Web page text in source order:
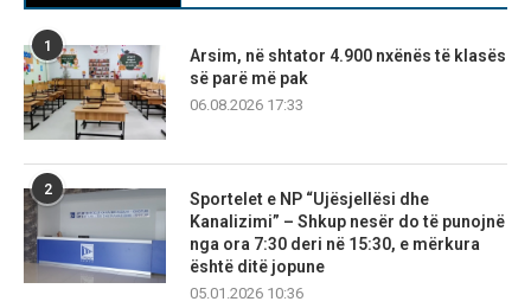
1
Arsim, në shtator 4.900 nxënës të klasës
së parë më pak
06.08.2026 17:33
2
Sportelet e NP “Ujësjellësi dhe
Kanalizimi” – Shkup nesër do të punojnë
nga ora 7:30 deri në 15:30, e mërkura
është ditë jopune
05.01.2026 10:36